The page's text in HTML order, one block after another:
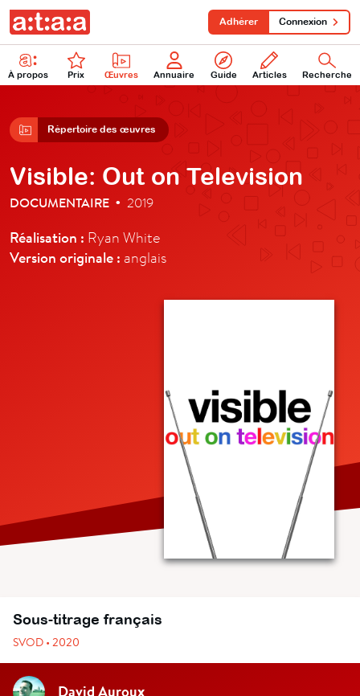
À propos Prix Œuvres Annuaire Guide Articles Recherche
Adhérer Connexion
Répertoire des œuvres
Visible: Out on Television
DOCUMENTAIRE • 2019
Réalisation : Ryan White
Version originale : anglais
Sous-titrage français
SVOD • 2020
David Auroux